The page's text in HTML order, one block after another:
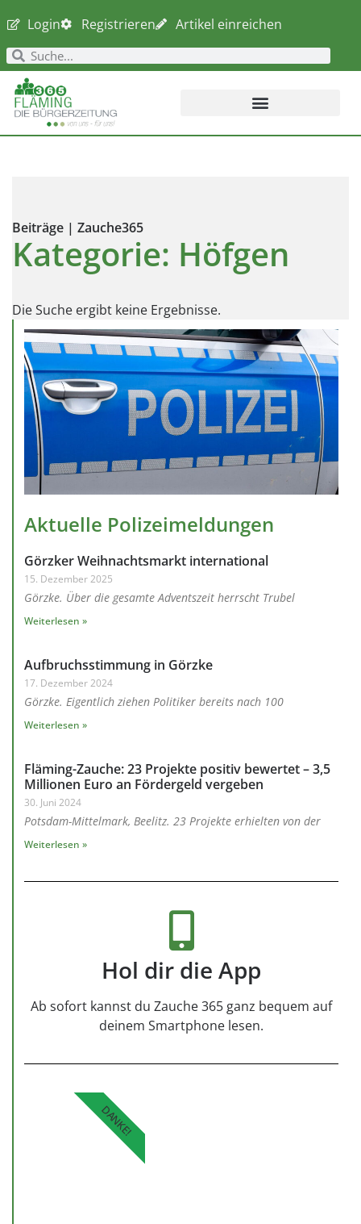
Login Registrieren Artikel einreichen
Beiträge | Zauche365
Kategorie: Höfgen
Die Suche ergibt keine Ergebnisse.
Aktuelle Polizeimeldungen
Görzker Weihnachtsmarkt international
15. Dezember 2025
Görzke. Über die gesamte Adventszeit herrscht Trubel
Weiterlesen »
Aufbruchsstimmung in Görzke
17. Dezember 2024
Görzke. Eigentlich ziehen Politiker bereits nach 100
Weiterlesen »
Fläming-Zauche: 23 Projekte positiv bewertet – 3,5
Millionen Euro an Fördergeld vergeben
30. Juni 2024
Potsdam-Mittelmark, Beelitz. 23 Projekte erhielten von der
Weiterlesen »
Hol dir die App
Ab sofort kannst du Zauche 365 ganz bequem auf
deinem Smartphone lesen.
DANKE!